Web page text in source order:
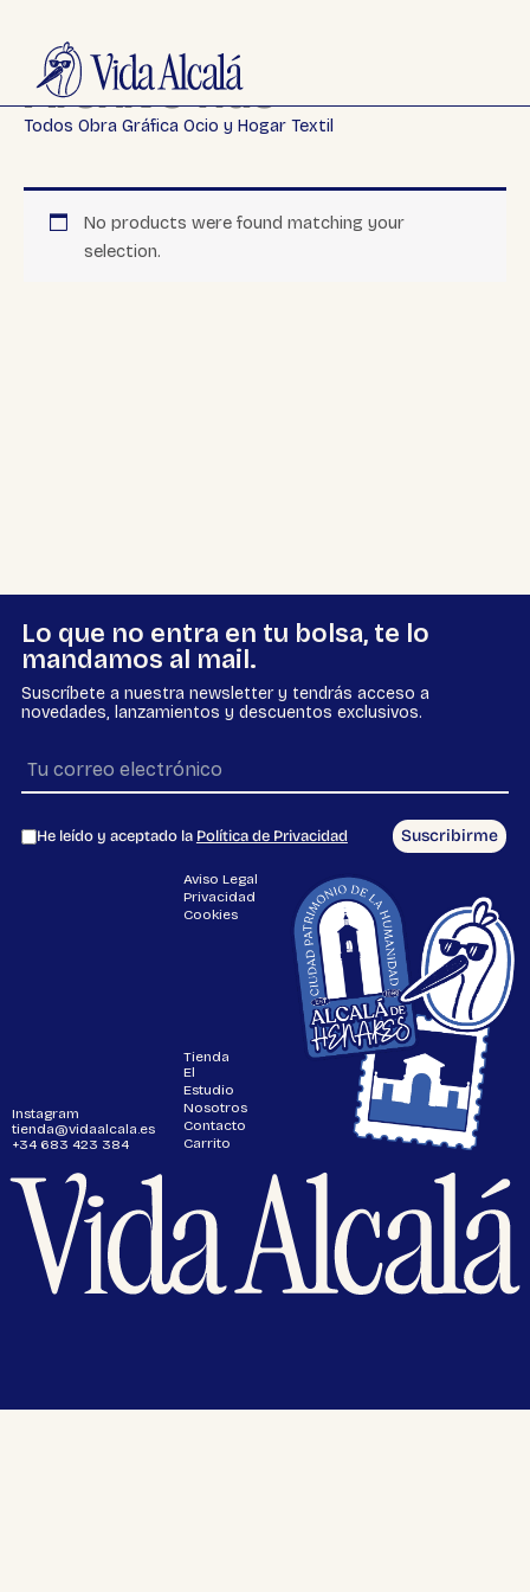
contenido
Archive Title
Todos Obra Gráfica Ocio y Hogar Textil
No products were found matching your
selection.
Lo que no entra en tu bolsa, te lo
mandamos al mail.
Suscríbete a nuestra newsletter y tendrás acceso a
novedades, lanzamientos y descuentos exclusivos.
He leído y aceptado la Política de Privacidad Suscribirme
Instagram
tienda@vidaalcala.es
+34 683 423 384
Tienda
El
Estudio
Nosotros
Contacto
Carrito
Aviso Legal
Privacidad
Cookies